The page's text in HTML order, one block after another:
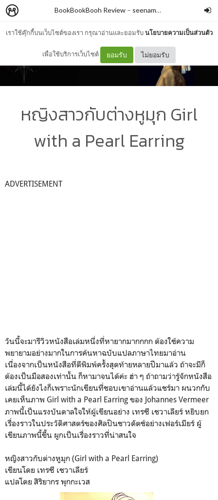
เราใช้คุ๊กกี้บนเว็บไซต์ของเรา กรุณาอ่านและยอมรับนโยบายความเป็นส่วนตัว
เพื่อใช้บริการเว็บไซต์ ยอมรับ ไม่ยอมรับ
BookBookBooh Review – seenam13
หญิงสาวกับต่างหูมุก Girl
with a Pearl Earring
ADVERTISEMENT
วันนี้จะมารีวิวหนังสือเล่มหนึ่งที่หายากมากกกก ต้องใช้ความ
พยายามอย่างมากในการค้นหาฉบับแปลภาษาไทยมาอ่าน
เนื่องจากเป็นหนังสือที่ตีพิมพ์ครั้งสุดท้ายหลายปีมาแล้ว ถ้าจะมีก็
ต้องเป็นมือสองเท่านั้น ก็หามาจนได้ค่ะ ฮ่า ๆ ถ้าถามว่ารู้จักหนังสือ
เล่มนี้ได้ยังไงก็เพราะนักเขียนที่ชอบเขาอ่านแล้วแชร์มา ผนวกกับ
เคยเห็นภาพ Girl with a Pearl Earring ของ Johannes Vermeer
ภาพนี้เป็นแรงบันดาลใจให้ผู้เขียนอย่าง เทรซี เชวาเลียร์ หยิบยก
เรื่องราวในประวัติศาสตร์ของศิลปินชาวดัตช์อย่างเฟอร์เมียร์ ผู้
เขียนภาพนี้ขึ้น ผูกเป็นเรื่องราวที่น่าสนใจ
หญิงสาวกับต่างหูมุก (Girl with a Pearl Earring)
เขียนโดย เทรซี เชวาเลียร์
แปลโดย สิริยากร พุกกะเวส